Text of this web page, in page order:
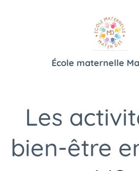
École maternelle
Les
bien-être